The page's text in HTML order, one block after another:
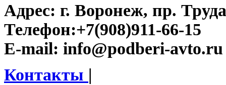
Адрес: г. Воронеж, пр.
Телефон:+7(908)911-66-15
E-mail: info@podberi-avto.ru
Контакты |